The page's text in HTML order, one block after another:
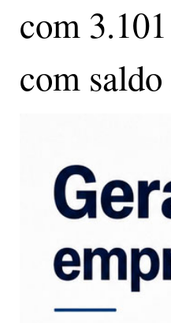
com
com